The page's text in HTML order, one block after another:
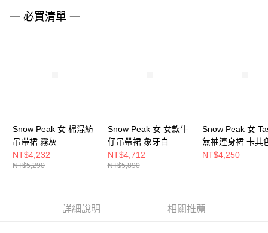
一 必買清單 一
Snow Peak 女 棉混紡
吊帶裙 霧灰
NT$4,232
NT$5,290
Snow Peak 女 女款牛
仔吊帶裙 象牙白
NT$4,712
NT$5,890
Snow Peak 女
無袖連身裙 卡其
NT$4,250
詳細說明 相關推薦